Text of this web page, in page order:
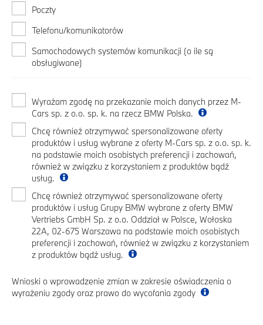
Poczty
Telefonu/komunikatorów
Samochodowych systemów komunikacji (o ile są
obsługiwane)
Wyrażam zgodę na przekazanie moich danych przez M-
Cars sp. z o.o. sp. k. na rzecz BMW Polska.
Chcę również otrzymywać spersonalizowane oferty
produktów i usług wybrane z oferty M-Cars sp. z o.o. sp. k.
na podstawie moich osobistych preferencji i zachowań,
również w związku z korzystaniem z produktów bądź
usług.
Chcę również otrzymywać spersonalizowane oferty
produktów i usług Grupy BMW wybrane z oferty BMW
Vertriebs GmbH Sp. z o.o. Oddział w Polsce, Wołoska
22A, 02-675 Warszawa na podstawie moich osobistych
preferencji i zachowań, również w związku z korzystaniem
z produktów bądź usług.
Wnioski o wprowadzenie zmian w zakresie oświadczenia o
wyrażeniu zgody oraz prawo do wycofania zgody